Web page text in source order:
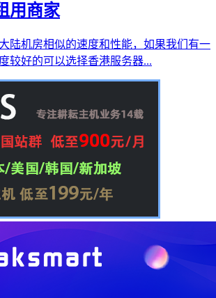
用商家
陆机房相似的速度和性能，如果我们有一
较好的可以选择香港服务器...